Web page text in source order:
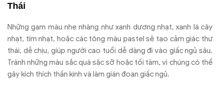
Thái
Những gam màu nhẹ nhàng như xanh dương nhạt, xanh lá cây
nhạt, tím nhạt, hoặc các tông màu pastel sẽ tạo cảm giác thư
thái, dễ chịu, giúp người cao tuổi dễ dàng đi vào giấc ngủ sâu.
Tránh những màu sắc quá sặc sỡ hoặc tối tăm, vì chúng có thể
gây kích thích thần kinh và làm gián đoạn giấc ngủ.